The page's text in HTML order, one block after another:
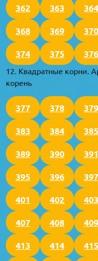
362 363 364
368 369 370
374 375 376
12. Квадратные корни.
корень
377 378 379
383 384 385
389 390 391
395 396 397
401 402 403
407 408 409
413 414 415